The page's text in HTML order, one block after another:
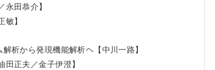
田恭介】
】
析から発現機能解析ヘ【中川一路】
正夫／金子伊澄】